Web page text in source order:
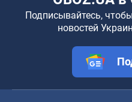
Подписывайтесь,
новостей